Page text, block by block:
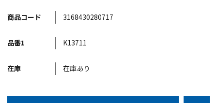
商品コード 3168430280717
品番1 K13711
在庫 在庫あり